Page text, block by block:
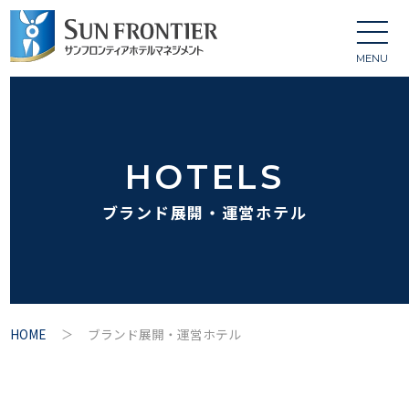
MENU
HOTELS
ブランド展開・運営ホテル
HOME ブランド展開・運営ホテル